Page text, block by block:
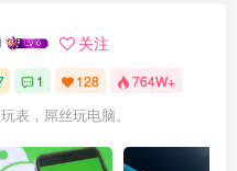
关注
1 128 764W+
表，屌丝玩电脑。